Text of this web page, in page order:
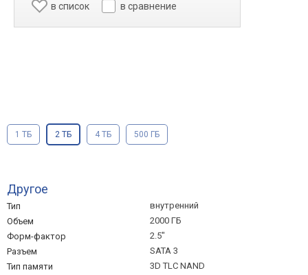
в список в сравнение
1 ТБ 2 ТБ 4 ТБ 500 ГБ
Другое
Тип
внутренний
Объем
2000 ГБ
Форм-фактор
2.5"
Разъем
SATA 3
Тип памяти
3D TLC NAND